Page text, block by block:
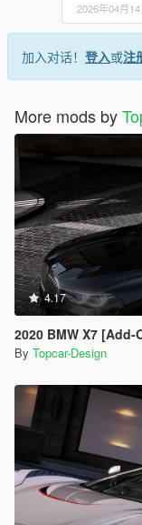
2026年04月14
加入对话！ 登入或注
More mods by
4.17
2020 BMW X7
By Topcar-Design